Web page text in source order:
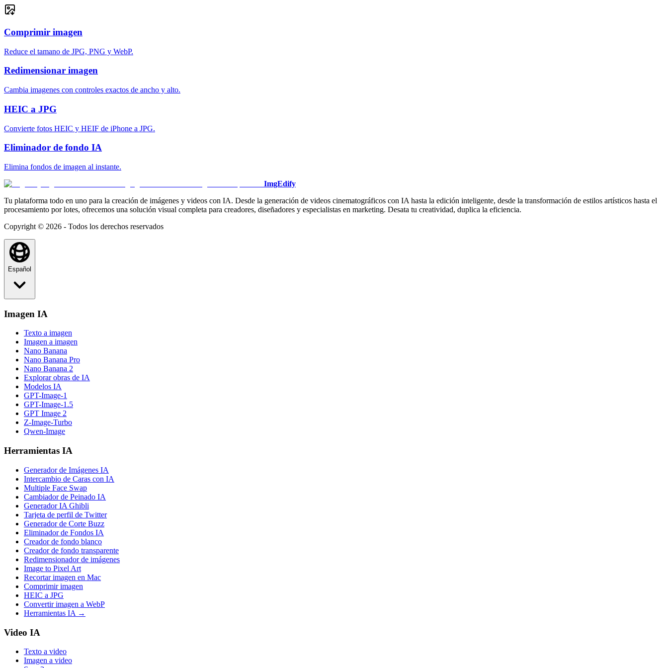
Comprimir imagen
Reduce el tamano de JPG, PNG y WebP.
Redimensionar imagen
Cambia imagenes con controles exactos de ancho y alto.
HEIC a JPG
Convierte fotos HEIC y HEIF de iPhone a JPG.
Eliminador de fondo IA
Elimina fondos de imagen al instante.
ImgEdify
Tu plataforma todo en uno para la creación de imágenes y videos con IA. Desde la generación de videos cinematográficos con IA hasta la edición inteligente, desde la transformación de estilos artísticos hasta el
procesamiento por lotes, ofrecemos una solución visual completa para creadores, diseñadores y especialistas en marketing. Desata tu creatividad, duplica la eficiencia.
Copyright © 2026 - Todos los derechos reservados
Español
Imagen IA
Texto a imagen
Imagen a imagen
Nano Banana
Nano Banana Pro
Nano Banana 2
Explorar obras de IA
Modelos IA
GPT-Image-1
GPT-Image-1.5
GPT Image 2
Z-Image-Turbo
Qwen-Image
Herramientas IA
Generador de Imágenes IA
Intercambio de Caras con IA
Multiple Face Swap
Cambiador de Peinado IA
Generador IA Ghibli
Tarjeta de perfil de Twitter
Generador de Corte Buzz
Eliminador de Fondos IA
Creador de fondo blanco
Creador de fondo transparente
Redimensionador de imágenes
Image to Pixel Art
Recortar imagen en Mac
Comprimir imagen
HEIC a JPG
Convertir imagen a WebP
Herramientas IA →
Video IA
Texto a video
Imagen a video